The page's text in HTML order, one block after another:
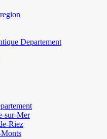
Departement
sur-Mer
Riez
Monts